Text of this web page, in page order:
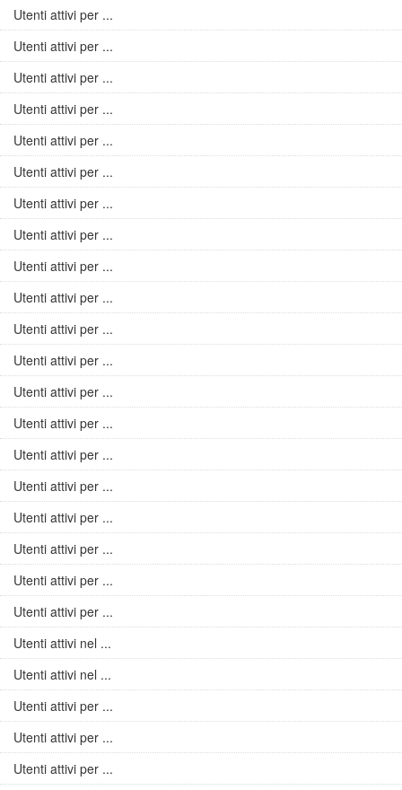
Utenti attivi per ...
Utenti attivi per ...
Utenti attivi per ...
Utenti attivi per ...
Utenti attivi per ...
Utenti attivi per ...
Utenti attivi per ...
Utenti attivi per ...
Utenti attivi per ...
Utenti attivi per ...
Utenti attivi per ...
Utenti attivi per ...
Utenti attivi per ...
Utenti attivi per ...
Utenti attivi per ...
Utenti attivi per ...
Utenti attivi per ...
Utenti attivi per ...
Utenti attivi per ...
Utenti attivi per ...
Utenti attivi nel ...
Utenti attivi nel ...
Utenti attivi per ...
Utenti attivi per ...
Utenti attivi per ...